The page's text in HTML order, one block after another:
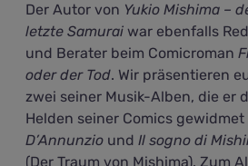
Der Autor von Yukio Mishima –
letzte Samurai war ebenfalls
und Berater beim Comicroman
oder der Tod. Wir präsentieren
zwei seiner Musik-Alben, die er
Helden seiner Comics gewidmet
D’Annunzio undIl sogno di
(Der Traum von Mishima). Zum